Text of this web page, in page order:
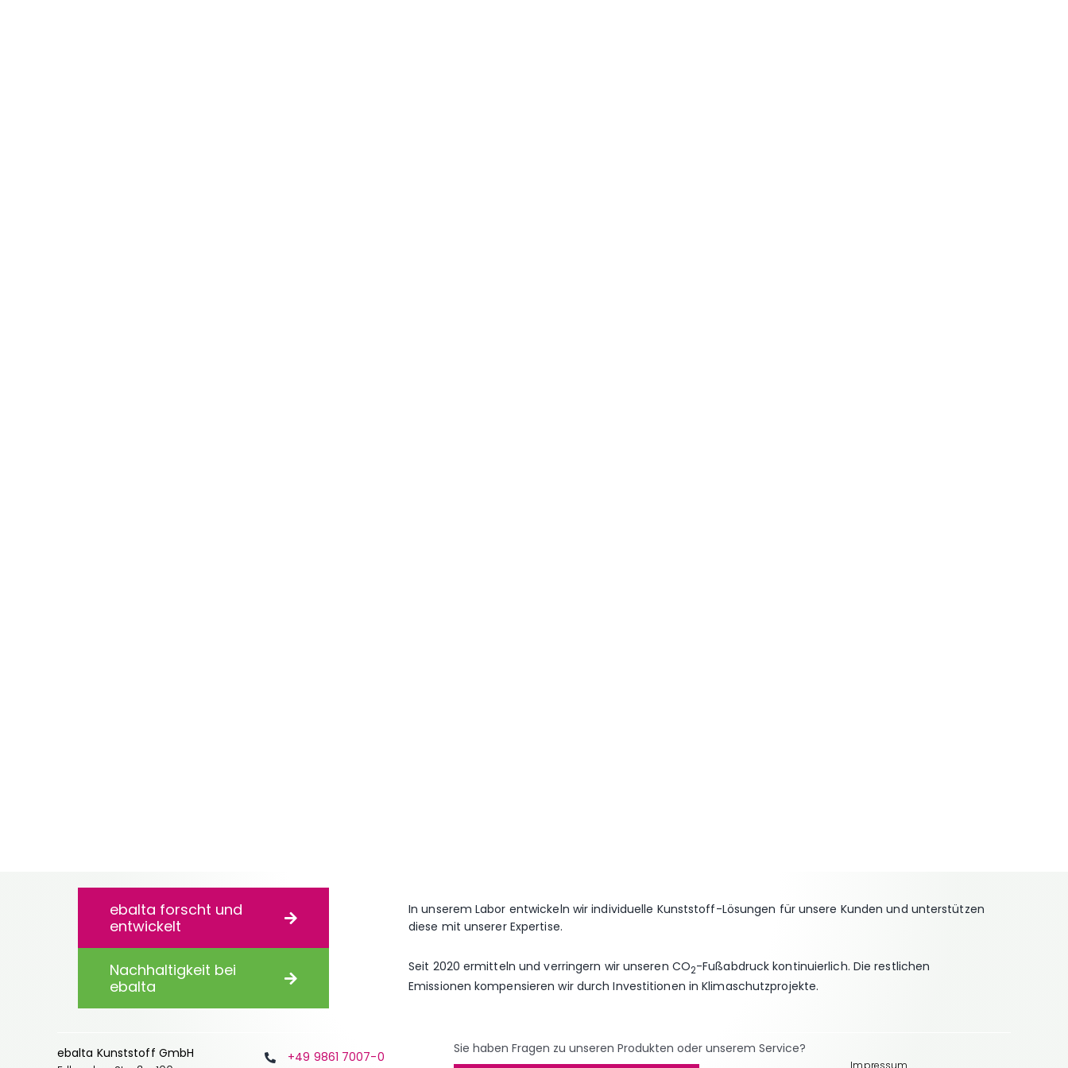
ebalta forscht und
entwickelt
Nachhaltigkeit bei
ebalta
In unserem Labor entwickeln wir individuelle Kunststoff-Lösungen für unsere Kunden und unterstützen
diese mit unserer Expertise.
Seit 2020 ermitteln und verringern wir unseren CO2-Fußabdruck kontinuierlich. Die restlichen
Emissionen kompensieren wir durch Investitionen in Klimaschutzprojekte.
ebalta Kunststoff GmbH
+49 9861 7007-0
Sie haben Fragen zu unseren Produkten oder unserem Service?
Impressum